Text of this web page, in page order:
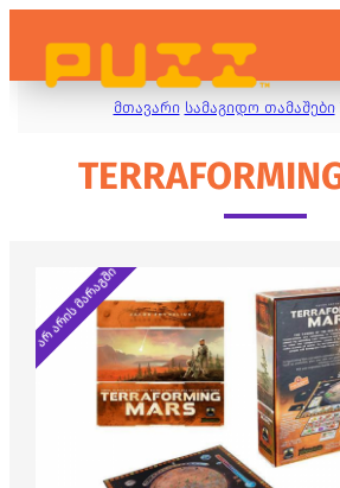
მთავარი სამაგიდო თამაშები
არ არის მარაგში